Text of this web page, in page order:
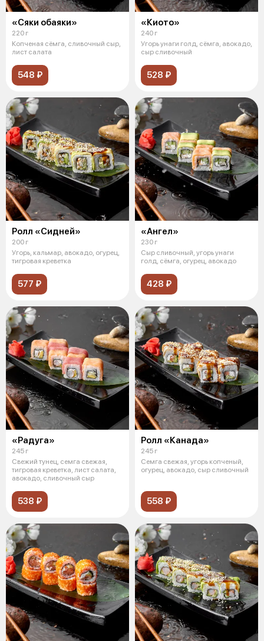
«Сяки обаяки»
220 г
Копченая сёмга, сливочный сыр,
лист салата
548 ₽
«Киото»
240 г
Угорь унаги голд, сёмга, авокадо,
сыр сливочный
528 ₽
Ролл «Сидней»
200 г
Угорь, кальмар, авокадо, огурец,
тигровая креветка
577 ₽
«Ангел»
230 г
Сыр сливочный, угорь унаги
голд, сёмга, огурец, авокадо
428 ₽
«Радуга»
245 г
Свежий тунец, семга свежая,
тигровая креветка, лист салата,
авокадо, сливочный сыр
538 ₽
Ролл «Канада»
245 г
Семга свежая, угорь копченый,
огурец, авокадо, сыр сливочный
558 ₽